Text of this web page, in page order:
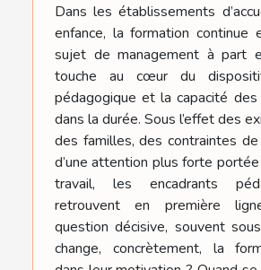
Dans les établissements
enfance, la formation continue
sujet de management à part
touche au cœur du
pédagogique et la capacité
dans la durée. Sous l’effet des
des familles, des contraintes
d’une attention plus forte
travail, les encadrants
retrouvent en première
question décisive, souvent
change, concrètement, la